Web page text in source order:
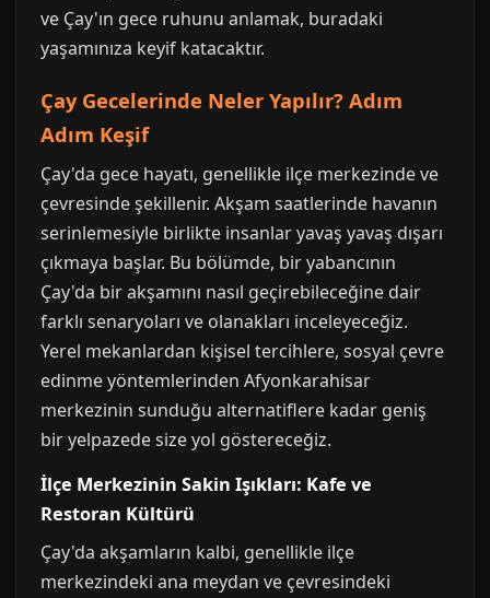
ve Çay'ın gece ruhunu anlamak, buradaki
yaşamınıza keyif katacaktır.
Çay Gecelerinde Neler Yapılır? Adım
Adım Keşif
Çay'da gece hayatı, genellikle ilçe merkezinde ve
çevresinde şekillenir. Akşam saatlerinde havanın
serinlemesiyle birlikte insanlar yavaş yavaş dışarı
çıkmaya başlar. Bu bölümde, bir yabancının
Çay'da bir akşamını nasıl geçirebileceğine dair
farklı senaryoları ve olanakları inceleyeceğiz.
Yerel mekanlardan kişisel tercihlere, sosyal çevre
edinme yöntemlerinden Afyonkarahisar
merkezinin sunduğu alternatiflere kadar geniş
bir yelpazede size yol göstereceğiz.
İlçe Merkezinin Sakin Işıkları: Kafe ve
Restoran Kültürü
Çay'da akşamların kalbi, genellikle ilçe
merkezindeki ana meydan ve çevresindeki